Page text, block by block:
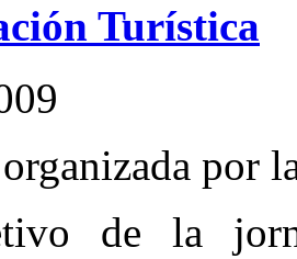
Turística
por
de la